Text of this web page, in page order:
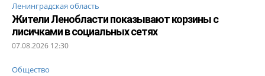
Ленинградская область
Жители Ленобласти показывают корзины с
лисичками в социальных сетях
07.08.2026 12:30
Общество